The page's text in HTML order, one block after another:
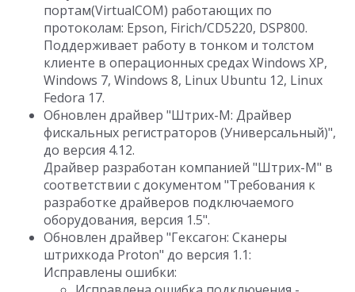
портам(VirtualCOM) работающих по
протоколам: Epson, Firich/CD5220, DSP800.
Поддерживает работу в тонком и толстом
клиенте в операционных средах Windows XP,
Windows 7, Windows 8, Linux Ubuntu 12, Linux
Fedora 17.
Обновлен драйвер "Штрих-М: Драйвер
фискальных регистраторов (Универсальный)",
до версия 4.12.
Драйвер разработан компанией "Штрих-М" в
соответствии с документом "Требования к
разработке драйверов подключаемого
оборудования, версия 1.5".
Обновлен драйвер "Гексагон: Сканеры
штрихкода Proton" до версия 1.1:
Исправлены ошибки: